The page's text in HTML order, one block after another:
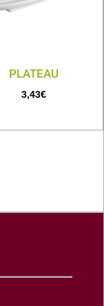
PLATEAU
3,43€